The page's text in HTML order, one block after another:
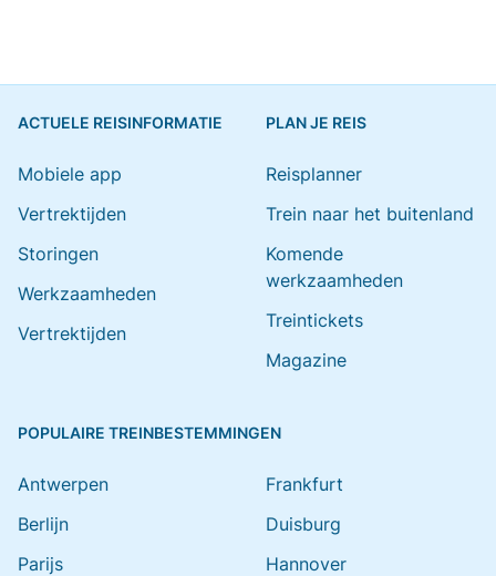
ACTUELE REISINFORMATIE
Mobiele app
Vertrektijden
Storingen
Werkzaamheden
Vertrektijden
PLAN JE REIS
Reisplanner
Trein naar het buitenland
Komende
werkzaamheden
Treintickets
Magazine
POPULAIRE TREINBESTEMMINGEN
Antwerpen
Berlijn
Parijs
Frankfurt
Duisburg
Hannover